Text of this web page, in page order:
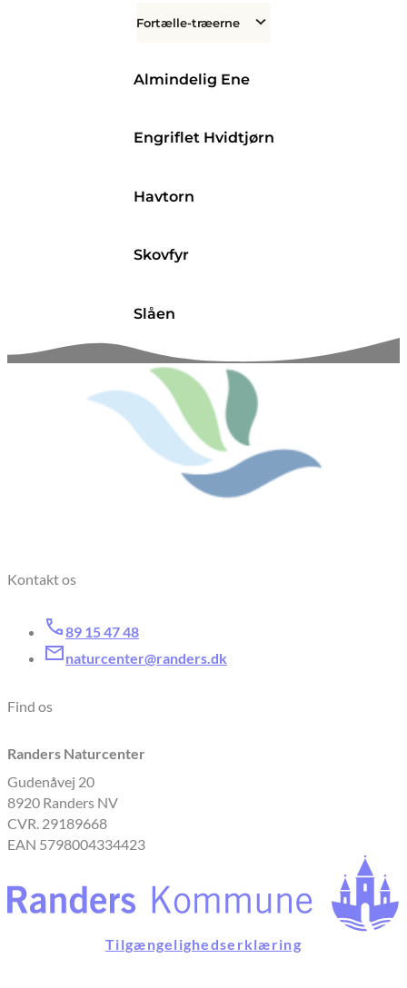
Fortælle-træerne
Almindelig Ene
Engriflet Hvidtjørn
Havtorn
Skovfyr
Slåen
Kontakt os
89 15 47 48
naturcenter@randers.dk
Find os
Randers Naturcenter
Gudenåvej 20
8920 Randers NV
CVR. 29189668
EAN 5798004334423
Tilgængelighedserklæring